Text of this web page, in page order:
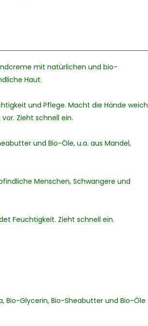
mit natürlichen und bio-
Haut.
und Pflege. Macht die Hände weich
Zieht schnell ein.
und Bio-Öle, u.a. aus Mandel,
Menschen, Schwangere und
Feuchtigkeit. Zieht schnell ein.
Bio-Glycerin, Bio-Sheabutter und Bio-Öle